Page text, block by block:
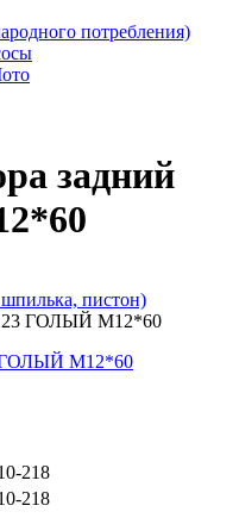
потребления)
задний
пистон)
ГОЛЫЙ М12*60
218
218